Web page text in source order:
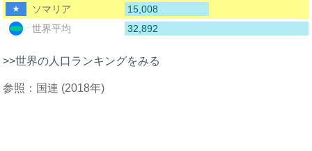
ソマリア
15,008
世界平均
32,892
>>世界の人口ランキングをみる
参照：国連 (2018年)